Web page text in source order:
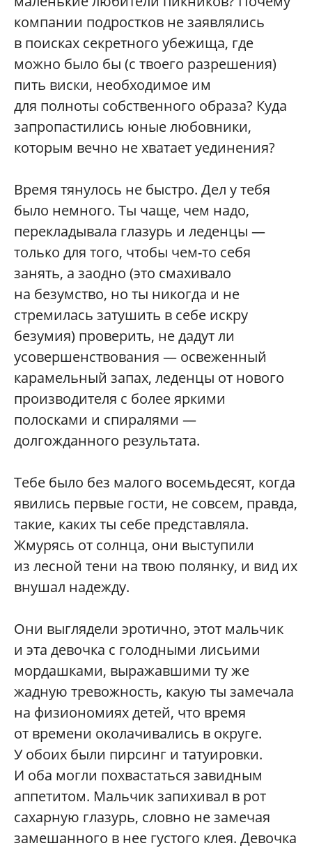
компании подростков не заявлялись
в поисках секретного убежища, где
можно было бы (с твоего разрешения)
пить виски, необходимое им
для полноты собственного образа? Куда
запропастились юные любовники,
которым вечно не хватает уединения?
Время тянулось не быстро. Дел у тебя
было немного. Ты чаще, чем надо,
перекладывала глазурь и леденцы —
только для того, чтобы чем-то себя
занять, а заодно (это смахивало
на безумство, но ты никогда и не
стремилась затушить в себе искру
безумия) проверить, не дадут ли
усовершенствования — освеженный
карамельный запах, леденцы от нового
производителя с более яркими
полосками и спиралями —
долгожданного результата.
Тебе было без малого восемьдесят, когда
явились первые гости, не совсем, правда,
такие, каких ты себе представляла.
Жмурясь от солнца, они выступили
из лесной тени на твою полянку, и вид их
внушал надежду.
Они выглядели эротично, этот мальчик
и эта девочка с голодными лисьими
мордашками, выражавшими ту же
жадную тревожность, какую ты замечала
на физиономиях детей, что время
от времени околачивались в округе.
У обоих были пирсинг и татуировки.
И оба могли похвастаться завидным
аппетитом. Мальчик запихивал в рот
сахарную глазурь, словно не замечая
замешанного в нее густого клея. Девочка